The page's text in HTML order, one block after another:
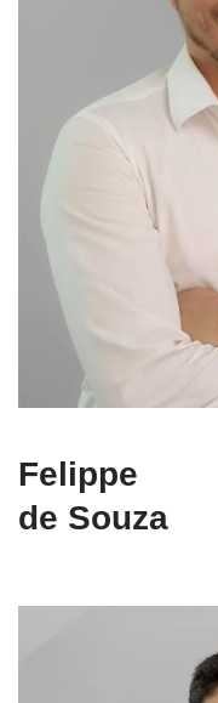
Felippe
de Souza